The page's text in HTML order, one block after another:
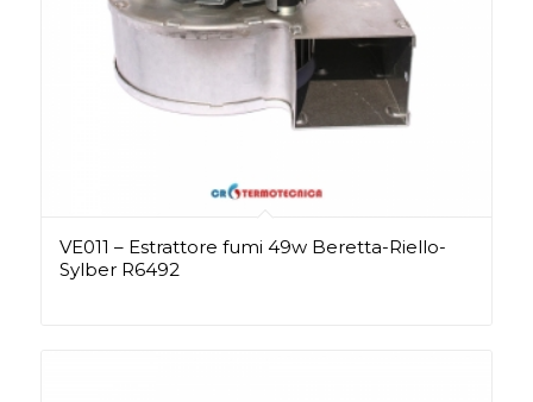
VE011 – Estrattore fumi 49w Beretta-Riello-
Sylber R6492